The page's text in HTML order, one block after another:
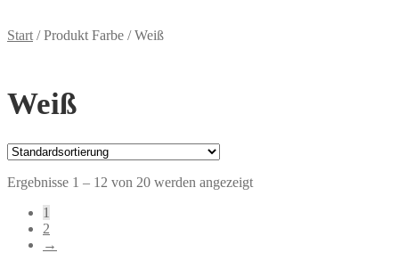
Start /Produkt Farbe /Weiß
Weiß
Ergebnisse 1 – 12 von 20 werden angezeigt
1
2
→